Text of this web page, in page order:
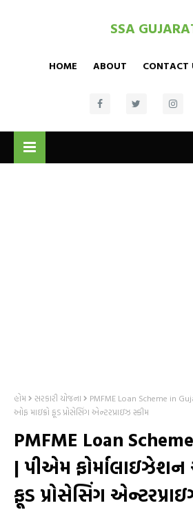
SSA
HOME ABOUT CONTACT
હોમ સરકારી યોજના
PMFME Loan Scheme in
ઓફ માઇક્રો ફૂડ પ્રોસેસિંગ એન્ટરપ્રાઇઝ સ્કીમ
PMFME Loan
| પીએમ ફોર્માલાઇઝેશન
ફૂડ પ્રોસેસિંગ